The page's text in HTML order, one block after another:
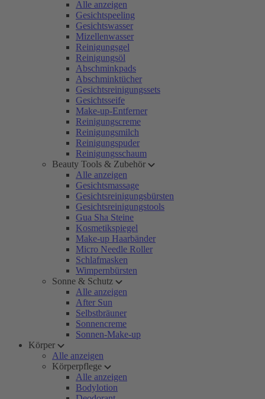
Alle anzeigen
Gesichtspeeling
Gesichtswasser
Mizellenwasser
Reinigungsgel
Reinigungsöl
Abschminkpads
Abschminktücher
Gesichtsreinigungssets
Gesichtsseife
Make-up-Entferner
Reinigungscreme
Reinigungsmilch
Reinigungspuder
Reinigungsschaum
Beauty Tools & Zubehör
Alle anzeigen
Gesichtsmassage
Gesichtsreinigungsbürsten
Gesichtsreinigungstools
Gua Sha Steine
Kosmetikspiegel
Make-up Haarbänder
Micro Needle Roller
Schlafmasken
Wimpernbürsten
Sonne & Schutz
Alle anzeigen
After Sun
Selbstbräuner
Sonnencreme
Sonnen-Make-up
Körper
Alle anzeigen
Körperpflege
Alle anzeigen
Bodylotion